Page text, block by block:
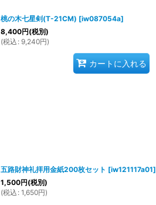
桃の木七星剣(T-21CM) [iw087054a]
8,400円(税別)
(税込 : 9,240円)
カートに入れる
五路財神礼拝用金紙200枚セット [iw121117a01]
1,500円(税別)
(税込 : 1,650円)